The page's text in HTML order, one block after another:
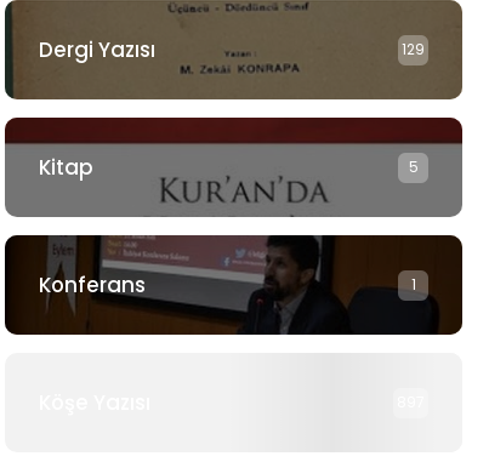
Dergi Yazısı 129
Kitap 5
Konferans 1